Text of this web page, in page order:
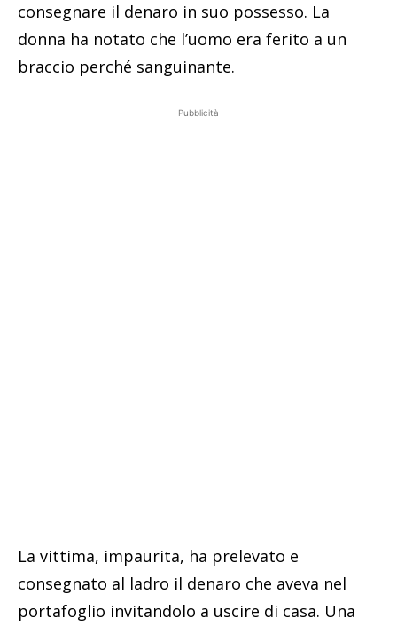
consegnare il denaro in suo possesso. La
donna ha notato che l’uomo era ferito a un
braccio perché sanguinante.
Pubblicità
La vittima, impaurita, ha prelevato e
consegnato al ladro il denaro che aveva nel
portafoglio invitandolo a uscire di casa. Una